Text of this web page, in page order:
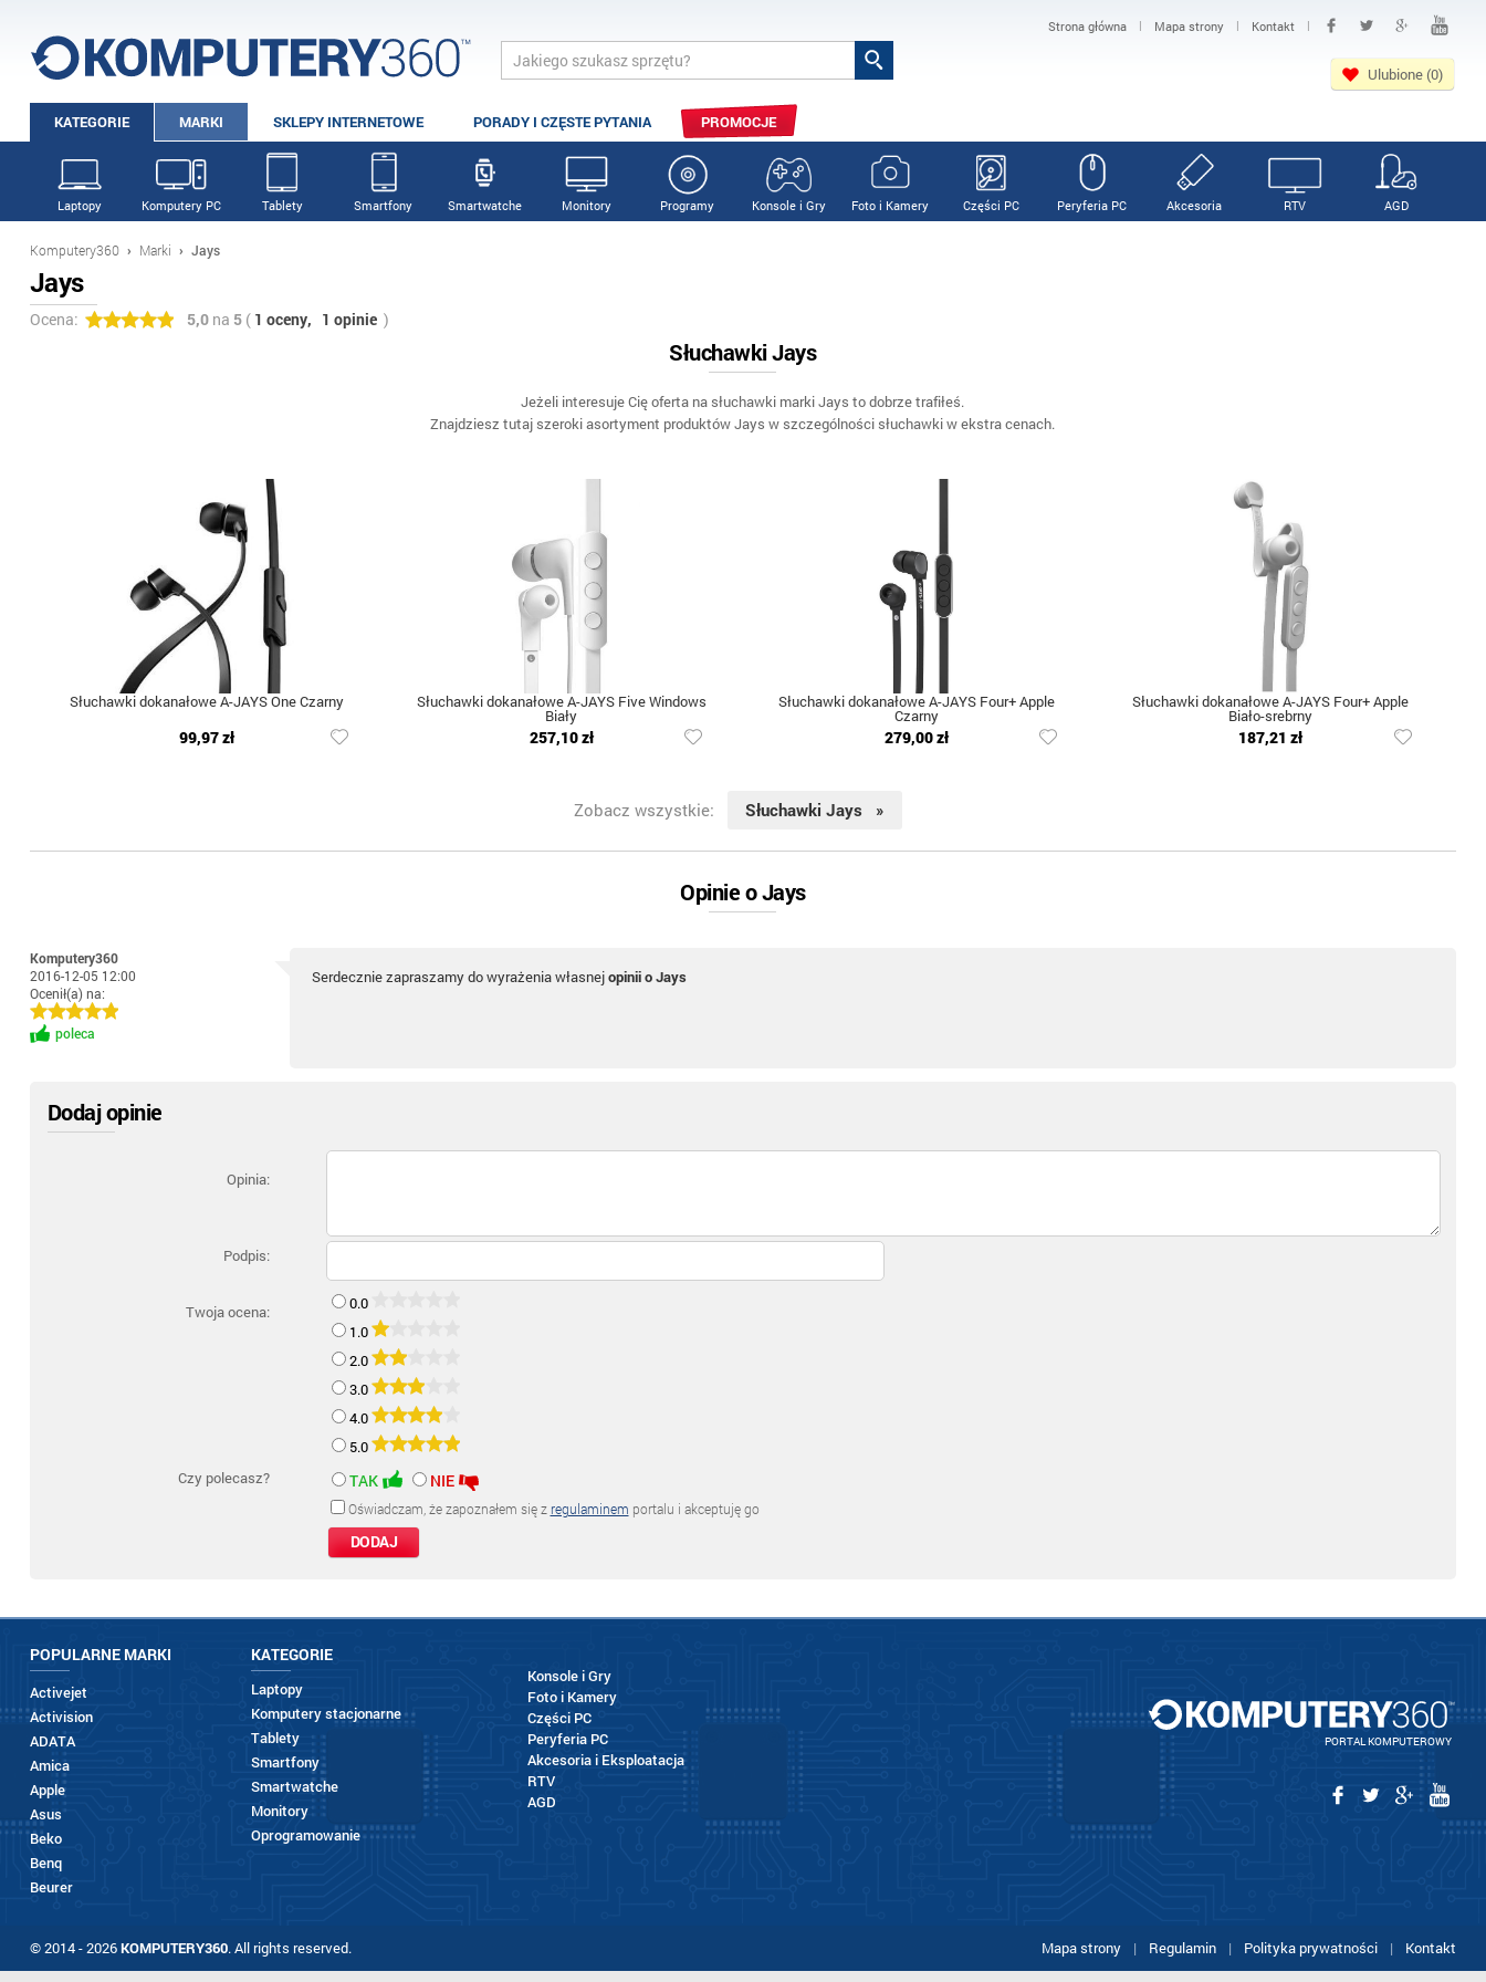
Strona główna | Mapa strony | Kontakt |
Ulubione (0)
KATEGORIE MARKI SKLEPY INTERNETOWE PORADY I CZĘSTE PYTANIA PROMOCJE
Laptopy Komputery PC Tablety Smartfony Smartwatche Monitory Programy Konsole i Gry Foto i Kamery Części PC Peryferia PC Akcesoria RTV AGD
Komputery360 › Marki › Jays
Jays
Ocena: 5,0na 5( 1 oceny, 1 opinie )
Słuchawki Jays
Jeżeli interesuje Cię oferta na słuchawki marki Jays to dobrze trafiłeś.
Znajdziesz tutaj szeroki asortyment produktów Jays w szczególności słuchawki w ekstra cenach.
Słuchawki dokanałowe A-JAYS One Czarny
99,97 zł
Słuchawki dokanałowe A-JAYS Five Windows
Biały
257,10 zł
Słuchawki dokanałowe A-JAYS Four+ Apple
Czarny
279,00 zł
Słuchawki dokanałowe A-JAYS Four+ Apple
Biało-srebrny
187,21 zł
Zobacz wszystkie: Słuchawki Jays »
Opinie o Jays
Komputery360
2016-12-05 12:00
Ocenił(a) na:
poleca
Serdecznie zapraszamy do wyrażenia własnejopinii o Jays
Dodaj opinie
Opinia:
Podpis:
Twoja ocena:
0.0
1.0
2.0
3.0
4.0
5.0
Czy polecasz?
TAK NIE
Oświadczam, że zapoznałem się z regulaminem portalu i akceptuję go
POPULARNE MARKI
Activejet
Activision
ADATA
Amica
Apple
Asus
Beko
Benq
Beurer
KATEGORIE
Laptopy
Komputery stacjonarne
Tablety
Smartfony
Smartwatche
Monitory
Oprogramowanie
Konsole i Gry
Foto i Kamery
Części PC
Peryferia PC
Akcesoria i Eksploatacja
RTV
AGD
PORTAL KOMPUTEROWY
Mapa strony | Regulamin | Polityka prywatności | Kontakt
© 2014 - 2026KOMPUTERY360. All rights reserved.